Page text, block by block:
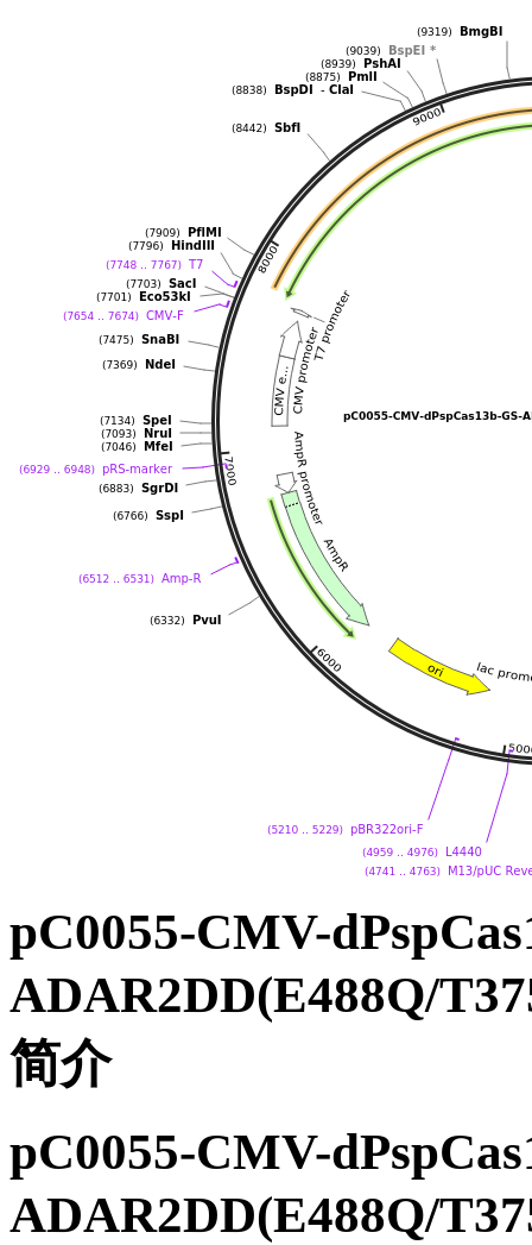
pC0055-CMV-
ADAR2DD(E488Q/
简介
pC0055-CMV-
ADAR2DD(E488Q/